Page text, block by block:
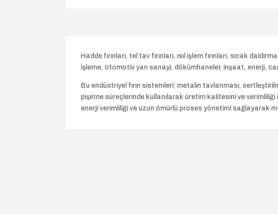
Hadde fırınları, tel tav fırınları, ısıl işlem fırınları, sıcak
işleme, otomotiv yan sanayi, dökümhaneler, inşaat, enerji,
Bu endüstriyel fırın sistemleri; metalin tavlanması,
pişirme süreçlerinde kullanılarak üretim kalitesini ve
enerji verimliliği ve uzun ömürlü proses yönetimi sağlayarak